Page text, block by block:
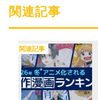
関連記事
関連記事